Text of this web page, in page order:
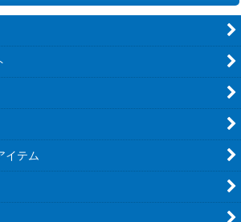
品
ション
イテム